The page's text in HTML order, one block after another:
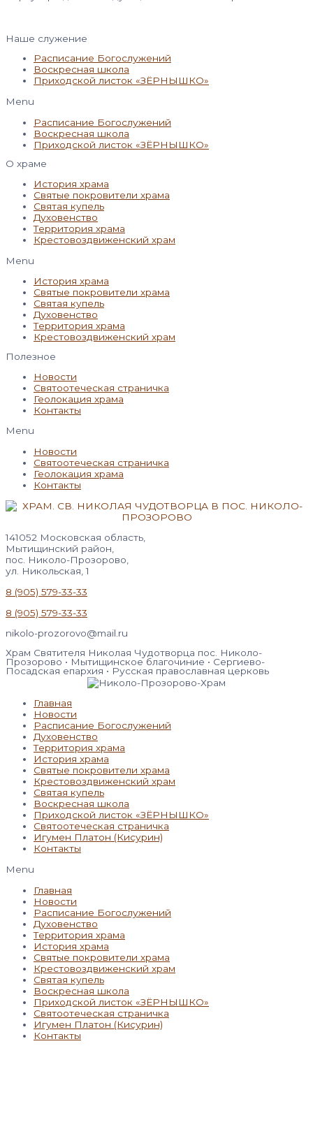
Наше служение
Расписание Богослужений
Воскресная школа
Приходской листок «ЗЁРНЫШКО»
Menu
Расписание Богослужений
Воскресная школа
Приходской листок «ЗЁРНЫШКО»
О храме
История храма
Святые покровители храма
Святая купель
Духовенство
Территория храма
Крестовоздвиженский храм
Menu
История храма
Святые покровители храма
Святая купель
Духовенство
Территория храма
Крестовоздвиженский храм
Полезное
Новости
Святоотеческая страничка
Геолокация храма
Контакты
Menu
Новости
Святоотеческая страничка
Геолокация храма
Контакты
141052 Московская область,
Мытищинский район,
пос. Николо-Прозорово,
ул. Никольская, 1
8 (905) 579-33-33
8 (905) 579-33-33
nikolo-prozorovo@mail.ru
Храм Святителя Николая Чудотворца пос. Николо-
Прозорово • Мытищинское благочиние • Сергиево-
Посадская епархия • Русская православная церковь
Главная
Новости
Расписание Богослужений
Духовенство
Территория храма
История храма
Святые покровители храма
Крестовоздвиженский храм
Святая купель
Воскресная школа
Приходской листок «ЗЁРНЫШКО»
Святоотеческая страничка
Игумен Платон (Кисурин)
Контакты
Menu
Главная
Новости
Расписание Богослужений
Духовенство
Территория храма
История храма
Святые покровители храма
Крестовоздвиженский храм
Святая купель
Воскресная школа
Приходской листок «ЗЁРНЫШКО»
Святоотеческая страничка
Игумен Платон (Кисурин)
Контакты